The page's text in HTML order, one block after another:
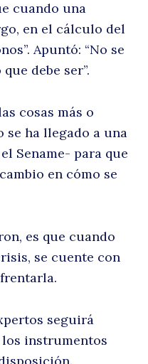
cuando una
en el cálculo del
Apuntó: “No se
debe ser”.
cosas más o
se ha llegado a una
Sename- para que
en cómo se
es que cuando
se cuente con
seguirá
instrumentos